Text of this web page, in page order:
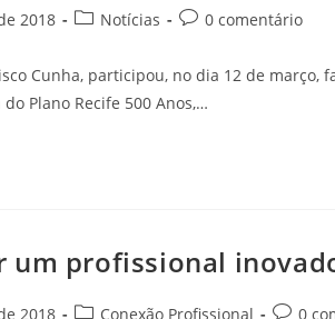
2018 Notícias 0 comentário
Cunha, participou, no dia 12 de
Plano Recife 500 Anos,…
um profissional
2018 Conexão Profissional 0